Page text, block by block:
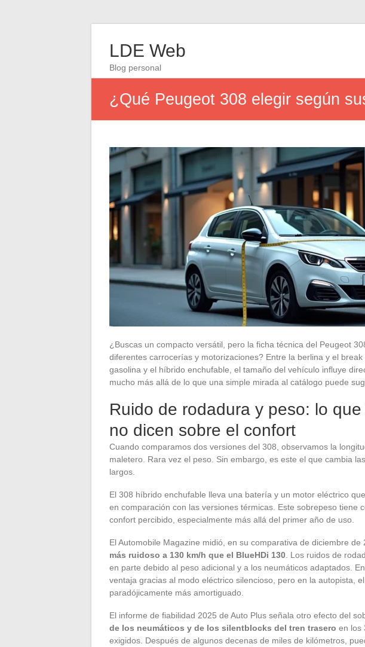
LDE Web
Blog personal
¿Qué Peugeot 308 elegir según
¿Buscas un compacto versátil, pero la ficha técnica del Peugeot
diferentes carrocerías y motorizaciones? Entre la berlina y el break
gasolina y el híbrido enchufable, el tamaño del vehículo influye
mucho más allá de lo que una simple mirada al catálogo puede
Ruido de rodadura y peso: lo
no dicen sobre el confort
Cuando comparamos dos versiones del 308, observamos la
maletero. Rara vez el peso. Sin embargo, es este el que cambia
largos.
El 308 híbrido enchufable lleva una batería y un motor eléctrico
en comparación con las versiones térmicas. Este sobrepeso tiene
confort percibido, especialmente más allá del primer año de uso.
El Automobile Magazine midió, en su comparativa de diciembre de
más ruidoso a 130 km/h que el BlueHDi 130 . Los ruidos de
en parte debido al peso adicional y a los neumáticos adaptados.
ventaja gracias al modo eléctrico silencioso, pero en la autopista,
paradójicamente más amortiguado.
El informe de fiabilidad 2025 de Auto Plus señala otro efecto del
de los neumáticos y de los silentblocks del tren trasero en los
exigidos. Después de algunos decenas de miles de kilómetros,